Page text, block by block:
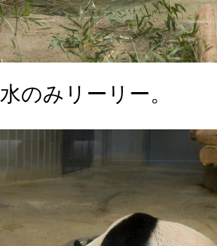
水のみリーリー。